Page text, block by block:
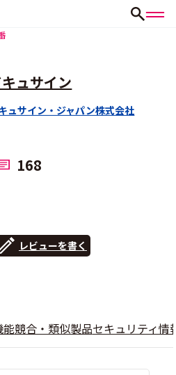
キュサイン
ュサイン・ジャパン株式会社
168
レビューを書く
能競合・類似製品セキュリティ情